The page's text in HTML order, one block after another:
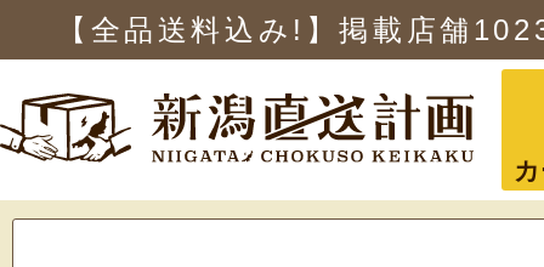
【全品送料込み!】掲載店舗